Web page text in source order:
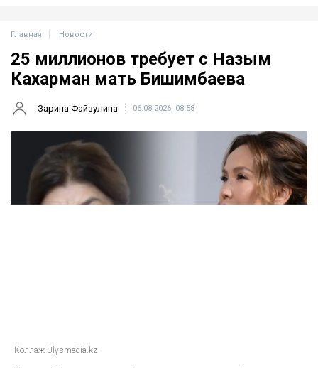
25 миллионов требует с Назым